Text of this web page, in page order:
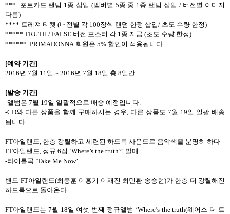
*** 포토카드 랜덤 1 종 삽입 (멤버별 5종 중 1 종 랜덤 삽입 / 버전별 이미지
다름)
**** 트레져 티켓 (버전별 각 100장씩 랜덤 한정 삽입/ 초도 수량 한정)
***** TRUTH / FALSE 버전 포스터 각 1 종 지급 (초도 수량 한정)
****** PRIMADONNA 회원은 5% 할인이 적용됩니다
[예약 기간]
2016년 7월 11 일 ~ 2016년 7월 18일 총 8일간
[발송 기간]
-앨범은 7월 19일 일괄적으로 배송 예정입니다
-CD와 다른 상품을 함께 구매하시는 경우 다른 상품도 7월 19일 일괄 배송
됩니다
FT아일랜드 한층 강렬하고 세련된 하드록 사운드로 음악색을 분명히 하다
FT아일랜드 정규 6집 ‘Where’s the truth?’ 발매
-타이틀곡 ‘Take Me Now’
밴드 FT아일랜드(최종훈 이홍기 이재진 최민환 송승현)가 한층 더 강렬해진
하드록으로 돌아온다
FT아일랜드는 7월 18일 여섯 번째 정규앨범 ‘Where’s the truth(웨어스 더 트